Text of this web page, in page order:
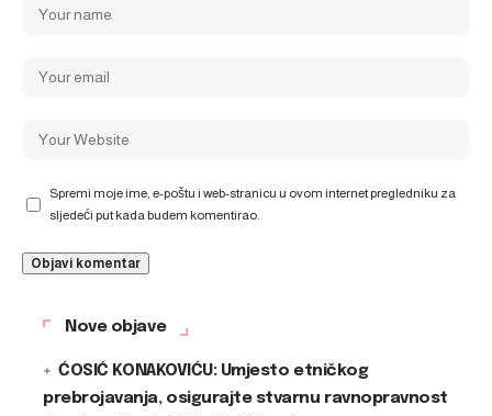
Spremi moje ime, e-poštu i web-stranicu u ovom internet pregledniku za
sljedeći put kada budem komentirao.
Nove objave
ĆOSIĆ KONAKOVIĆU: Umjesto etničkog
prebrojavanja, osigurajte stvarnu ravnopravnost